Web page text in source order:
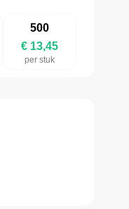
500
€ 13,45
per stuk